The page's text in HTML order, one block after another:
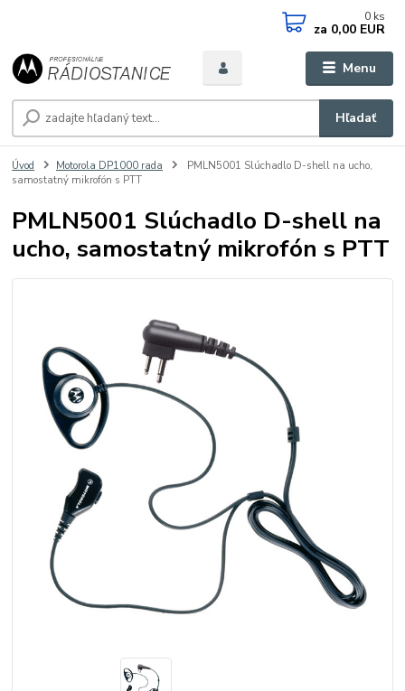
Menu
Hľadať
0 ks
za 0,00 EUR
Úvod Motorola DP1000 rada
PMLN5001 Slúchadlo D-shell na ucho,
samostatný mikrofón s PTT
PMLN5001 Slúchadlo D-shell na
ucho, samostatný mikrofón s PTT